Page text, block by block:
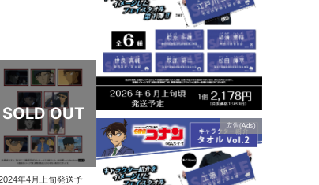
広告(Ads)
2024年4月上旬発送予